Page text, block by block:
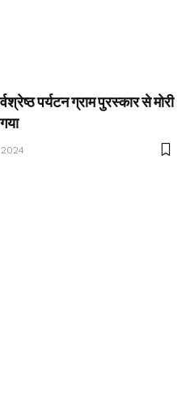
पर्यटन ग्राम पुरस्कार से मोरी
2024